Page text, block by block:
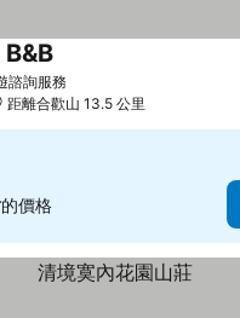
諮詢服務
查看價格
距離合歡山 13.5 公里
的價格